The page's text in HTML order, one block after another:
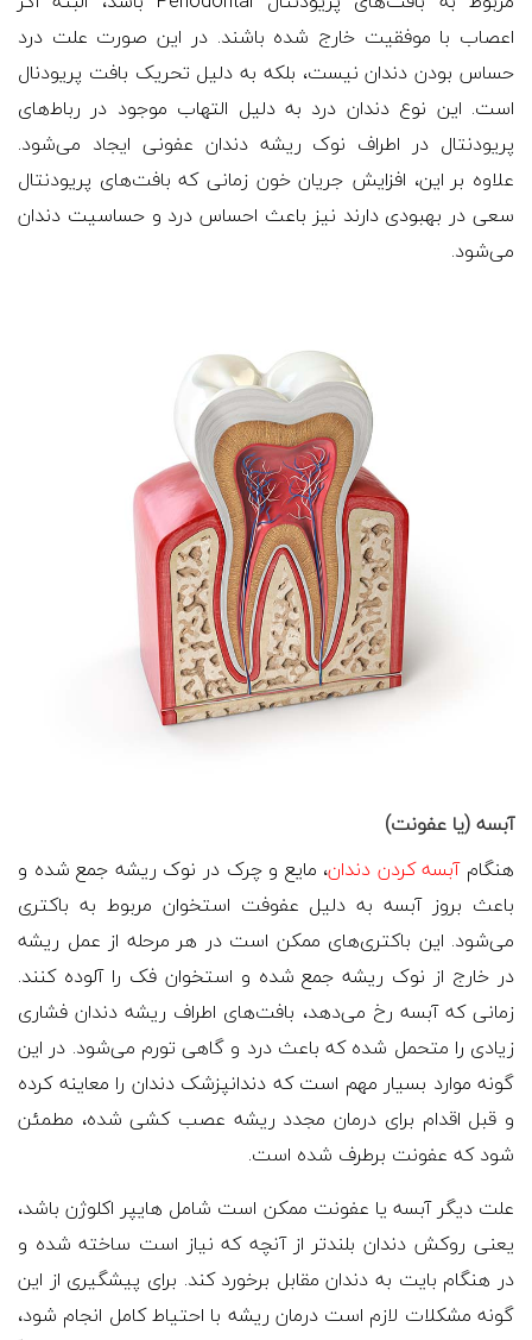
اعصاب با موفقیت خارج شده باشند. در این صورت علت درد
حساس بودن دندان نیست، بلکه به دلیل تحریک بافت پریودنال
است. این نوع دندان درد به دلیل التهاب موجود در رباط‌های
پریودنتال در اطراف نوک ریشه دندان عفونی ایجاد می‌شود.
علاوه بر این، افزایش جریان خون زمانی که بافت‌های پریودنتال
سعی در بهبودی دارند نیز باعث احساس درد و حساسیت دندان
می‌شود.
آبسه (یا عفونت)
هنگامآبسه کردن دندان، مایع و چرک در نوک ریشه جمع شده و
باعث بروز آبسه به دلیل عفوفت استخوان مربوط به باکتری
می‌شود. این باکتری‌های ممکن است در هر مرحله از عمل ریشه
در خارج از نوک ریشه جمع شده و استخوان فک را آلوده کنند.
زمانی که آبسه رخ می‌دهد، بافت‌های اطراف ریشه دندان فشاری
زیادی را متحمل شده که باعث درد و گاهی تورم می‌شود. در این
گونه موارد بسیار مهم است که دندانپزشک دندان را معاینه کرده
و قبل اقدام برای درمان مجدد ریشه عصب کشی شده، مطمئن
شود که عفونت برطرف شده است.
علت دیگر آبسه یا عفونت ممکن است شامل ‌هایپر اکلوژن باشد،
یعنی روکش دندان بلندتر از آنچه که نیاز است ساخته شده و
در هنگام بایت به دندان مقابل برخورد کند. برای پیشگیری از این
گونه مشکلات لازم است درمان ریشه با احتیاط کامل انجام شود،